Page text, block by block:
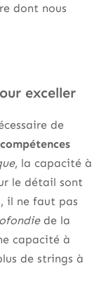
dont nous
exceller
de
compétences
, la capacité à
le détail sont
il ne faut pas
de la
capacité à
de strings à